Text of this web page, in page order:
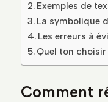
Exemples de
La symbolique
Les erreurs à
Quel ton
Comment